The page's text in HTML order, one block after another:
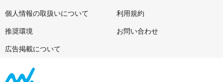
個人情報の取扱いについて 利用規約
推奨環境 お問い合わせ
広告掲載について